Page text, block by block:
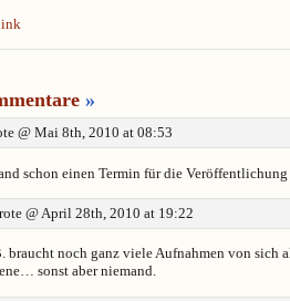
»
@ Mai 8th, 2010 at 08:53
schon einen Termin für die Veröffentlichung
@ April 28th, 2010 at 19:22
braucht noch ganz viele Aufnahmen von
sonst aber niemand.